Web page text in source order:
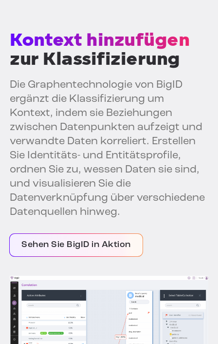
Kontext hinzufügen
zur Klassifizierung
Die Graphentechnologie von BigID
ergänzt die Klassifizierung um
Kontext, indem sie Beziehungen
zwischen Datenpunkten aufzeigt und
verwandte Daten korreliert. Erstellen
Sie Identitäts- und Entitätsprofile,
ordnen Sie zu, wessen Daten sie sind,
und visualisieren Sie die
Datenverknüpfung über verschiedene
Datenquellen hinweg.
Sehen Sie BigID in Aktion